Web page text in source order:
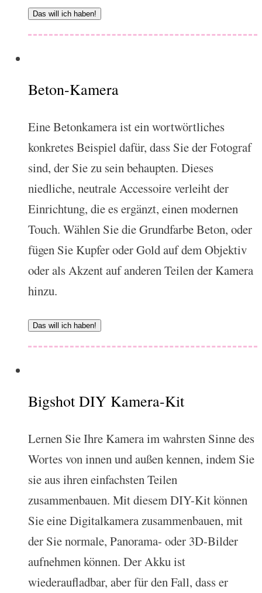
Das will ich haben!
Beton-Kamera
Eine Betonkamera ist ein wortwörtliches
konkretes Beispiel dafür, dass Sie der Fotograf
sind, der Sie zu sein behaupten. Dieses
niedliche, neutrale Accessoire verleiht der
Einrichtung, die es ergänzt, einen modernen
Touch. Wählen Sie die Grundfarbe Beton, oder
fügen Sie Kupfer oder Gold auf dem Objektiv
oder als Akzent auf anderen Teilen der Kamera
hinzu.
Das will ich haben!
Bigshot DIY Kamera-Kit
Lernen Sie Ihre Kamera im wahrsten Sinne des
Wortes von innen und außen kennen, indem Sie
sie aus ihren einfachsten Teilen
zusammenbauen. Mit diesem DIY-Kit können
Sie eine Digitalkamera zusammenbauen, mit
der Sie normale, Panorama- oder 3D-Bilder
aufnehmen können. Der Akku ist
wiederaufladbar, aber für den Fall, dass er